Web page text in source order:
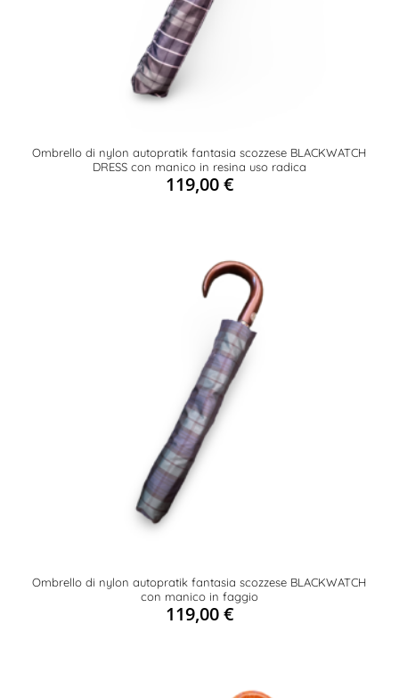
Ombrello di nylon autopratik fantasia scozzese BLACKWATCH
DRESS con manico in resina uso radica
119,00€
Ombrello di nylon autopratik fantasia scozzese BLACKWATCH
con manico in faggio
119,00€